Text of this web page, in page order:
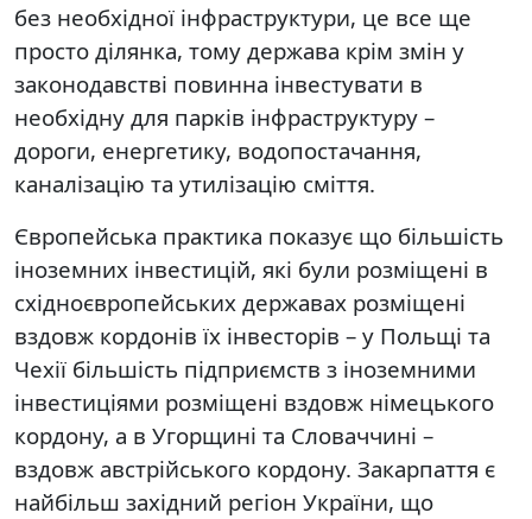
без необхідної інфраструктури, це все ще
просто ділянка, тому держава крім змін у
законодавстві повинна інвестувати в
необхідну для парків інфраструктуру –
дороги, енергетику, водопостачання,
каналізацію та утилізацію сміття.
Європейська практика показує що більшість
іноземних інвестицій, які були розміщені в
східноєвропейських державах розміщені
вздовж кордонів їх інвесторів – у Польщі та
Чехії більшість підприємств з іноземними
інвестиціями розміщені вздовж німецького
кордону, а в Угорщині та Словаччині –
вздовж австрійського кордону. Закарпаття є
найбільш західний регіон України, що